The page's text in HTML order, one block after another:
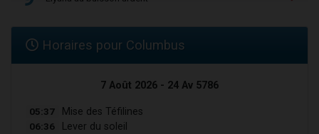
Horaires pour Columbus
7 Août 2026 - 24 Av 5786
05:37 Mise des Téfilines
06:36 Lever du soleil